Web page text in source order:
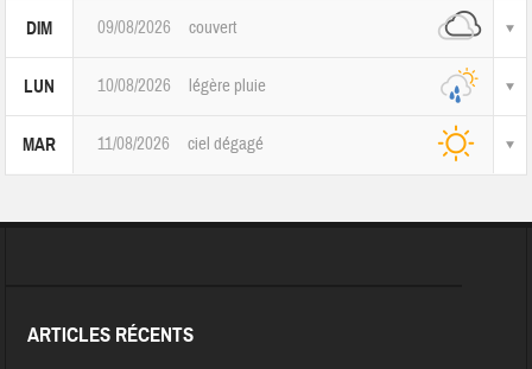
DIM 09/08/2026 couvert
LUN 10/08/2026 légère pluie
MAR 11/08/2026 ciel dégagé
ARTICLES RÉCENTS